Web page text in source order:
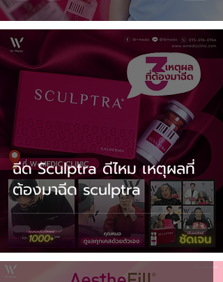
ฉีด Sculptra ดีไหม เหตุผลที่
ต้องมาฉีด sculptra